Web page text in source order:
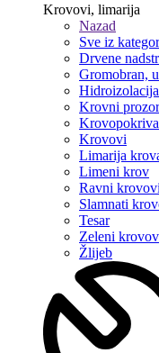
Krovovi, limarija
Nazad
Sve iz
Drvene
Gromobran,
Krovni
Krovovi
Limarija
Limeni krov
Ravni krovovi
Slamnati
Tesar
Zeleni
Žlijeb